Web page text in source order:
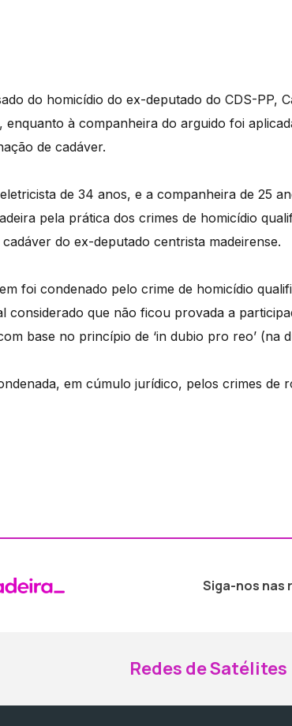
do homicídio do ex-deputado do CDS-PP,
enquanto à companheira do arguido foi
de cadáver.
de 34 anos, e a companheira de 25
pela prática dos crimes de homicídio
do ex-deputado centrista madeirense.
foi condenado pelo crime de homicídio
considerado que não ficou provada a
base no princípio de ‘in dubio pro reo’ (na
em cúmulo jurídico, pelos crimes de
Siga-nos nas
Redes de Satélites